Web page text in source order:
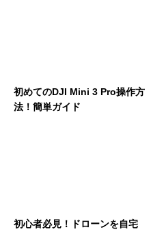
初めてのDJI Mini 3 Pro操作方
法！簡単ガイド
初心者必見！ドローンを自宅